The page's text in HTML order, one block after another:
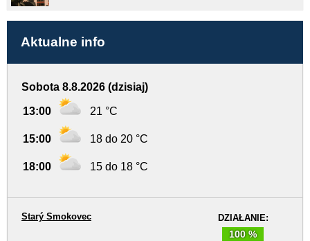
Aktualne info
Sobota 8.8.2026 (dzisiaj)
13:00 21 °C
15:00 18 do 20 °C
18:00 15 do 18 °C
DZIAŁANIE:
100 %
Starý Smokovec